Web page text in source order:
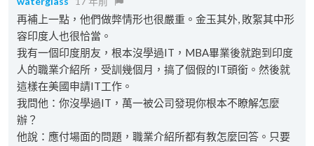
再補上一點，他們做弊情形也很嚴重。金玉其外, 敗絮其中形
容印度人也很恰當。
我有一個印度朋友，根本沒學過IT，MBA畢業後就跑到印度
人的職業介紹所，受訓幾個月，搞了個假的IT頭銜。然後就
這樣在美國申請IT工作。
我問他：你沒學過IT，萬一被公司發現你根本不瞭解怎麼
辦？
他說：應付場面的問題，職業介紹所都有教怎麼回答。只要